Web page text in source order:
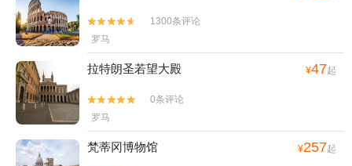


1300条评论
罗马
拉特朗圣若望大殿 ¥47起


0条评论
罗马
梵蒂冈博物馆 ¥257起